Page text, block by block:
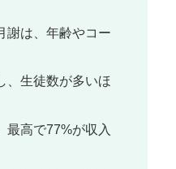
謝は、年齢やコー
、生徒数が多いほ
最高で77%が収入